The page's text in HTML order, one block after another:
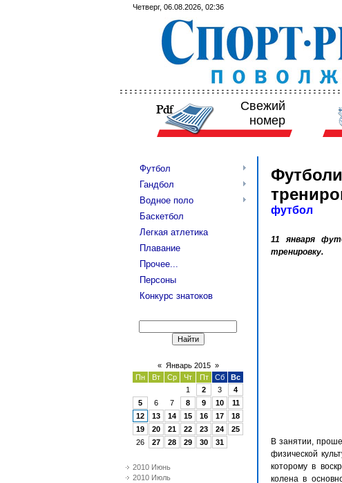
Четверг, 06.08.2026, 02:36
Свежий
номер
Футбол
Гандбол
Водное поло
Баскетбол
Легкая атлетика
Плавание
Прочее...
Персоны
Конкурс знатоков
« Январь 2015 »
Пн
Вт Ср Чт Пт Сб
Вс
1
2 3
4
5
6 7 8 9 10
11
12
13 14 15 16 17
18
19
20 21 22 23 24
25
26
27 28 29 30 31
2010 Июнь
2010 Июль
футбол
11 января
тренировку.
В занятии,
физической
которому в
колена в